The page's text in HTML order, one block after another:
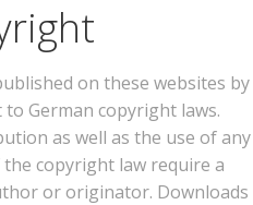
on these websites by
German copyright laws.
as well as the use of any
copyright law require a
or originator. Downloads